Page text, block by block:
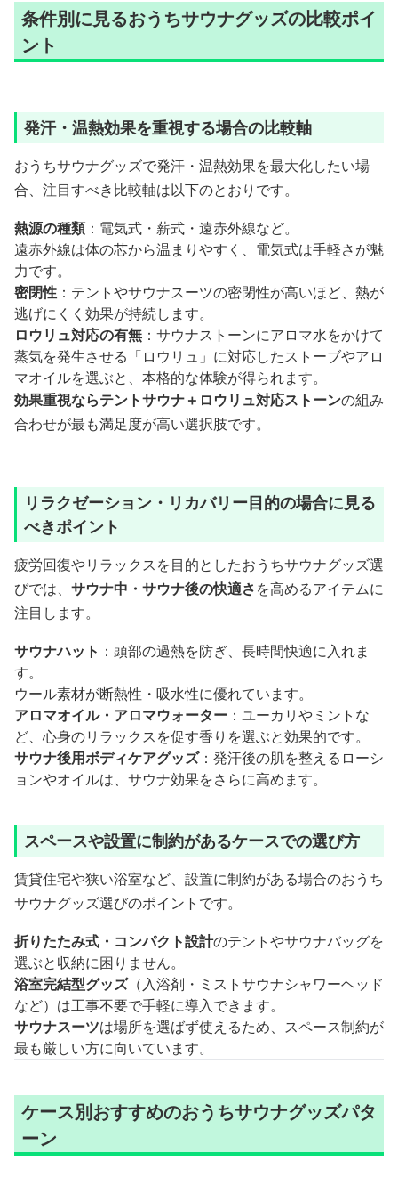
条件別に見るおうちサウナグッズの比較ポイ
ント
発汗・温熱効果を重視する場合の比較軸
おうちサウナグッズで発汗・温熱効果を最大化したい場
合、注目すべき比較軸は以下のとおりです。
熱源の種類：電気式・薪式・遠赤外線など。
遠赤外線は体の芯から温まりやすく、電気式は手軽さが魅
力です。
密閉性 ：テントやサウナスーツの密閉性が高いほど、熱が
逃げにくく効果が持続します。
ロウリュ対応の有無 ：サウナストーンにアロマ水をかけて
蒸気を発生させる「ロウリュ」に対応したストーブやアロ
マオイルを選ぶと、本格的な体験が得られます。
効果重視ならテントサウナ＋ロウリュ対応ストーンの組み
合わせが最も満足度が高い選択肢です。
リラクゼーション・リカバリー目的の場合に見る
べきポイント
疲労回復やリラックスを目的としたおうちサウナグッズ選
びでは、 サウナ中・サウナ後の快適さを高めるアイテムに
注目します。
サウナハット ：頭部の過熱を防ぎ、長時間快適に入れま
す。
ウール素材が断熱性・吸水性に優れています。
アロマオイル・アロマウォーター ：ユーカリやミントな
ど、心身のリラックスを促す香りを選ぶと効果的です。
サウナ後用ボディケアグッズ：発汗後の肌を整えるローシ
ョンやオイルは、サウナ効果をさらに高めます。
スペースや設置に制約があるケースでの選び方
賃貸住宅や狭い浴室など、設置に制約がある場合のおうち
サウナグッズ選びのポイントです。
折りたたみ式・コンパクト設計のテントやサウナバッグを
選ぶと収納に困りません。
浴室完結型グッズ（入浴剤・ミストサウナシャワーヘッド
など）は工事不要で手軽に導入できます。
サウナスーツは場所を選ばず使えるため、スペース制約が
最も厳しい方に向いています。
ケース別おすすめのおうちサウナグッズパタ
ーン